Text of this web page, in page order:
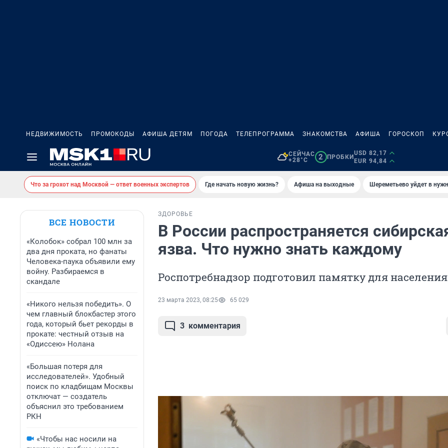
НЕДВИЖИМОСТЬ ПРОМОКОДЫ АФИША ДЕТЯМ ПОГОДА ТЕЛЕПРОГРАММА ЗНАКОМСТВА АФИША ГОРОСКОП
СЕЙЧАС
+28°C
2 ПРОБКИ
USD 82,17
EUR 94,84
Что за грохот над Москвой — ответ военных экспертов Где начать новую жизнь? Афиша на выходные Шереметьево уйдет в
ВСЕ НОВОСТИ
«Колобок» собрал 100 млн за
два дня проката, но фанаты
Человека-паука объявили ему
войну. Разбираемся в
скандале
«Никого нельзя победить». О
чем главный блокбастер этого
года, который бьет рекорды в
прокате: честный отзыв на
«Одиссею» Нолана
«Большая потеря для
исследователей». Удобный
поиск по кладбищам Москвы
отключат — создатель
объяснил это требованием
РКН
«Чтобы нас носили на
ЗДОРОВЬЕ
В России распространяется
язва. Что нужно знать каждому
Роспотребнадзор подготовил памятку для населения
23 марта 2023, 08:25 65 029
3 комментария